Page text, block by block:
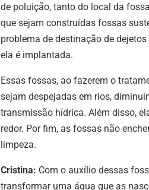
de poluição, tanto do local da
que sejam construídas fossas
problema de destinação de
ela é implantada.
Essas fossas, ao fazerem o
sejam despejadas em rios,
transmissão hídrica. Além disso,
redor. Por fim, as fossas não
limpeza.
Cristina: Com o auxílio dessas
transformar uma água que as